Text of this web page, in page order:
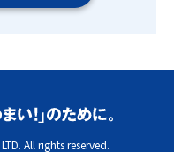
All rights reserved.